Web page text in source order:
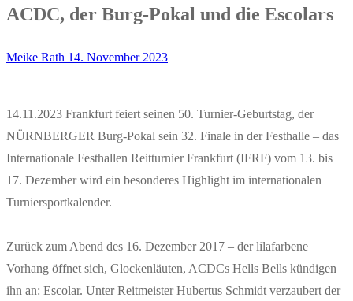
ACDC, der Burg-Pokal und die Escolars
Meike Rath 14. November 2023
14.11.2023 Frankfurt feiert seinen 50. Turnier-Geburtstag, der
NÜRNBERGER Burg-Pokal sein 32. Finale in der Festhalle – das
Internationale Festhallen Reitturnier Frankfurt (IFRF) vom 13. bis
17. Dezember wird ein besonderes Highlight im internationalen
Turniersportkalender.
Zurück zum Abend des 16. Dezember 2017 – der lilafarbene
Vorhang öffnet sich, Glockenläuten, ACDCs Hells Bells kündigen
ihn an: Escolar. Unter Reitmeister Hubertus Schmidt verzaubert der